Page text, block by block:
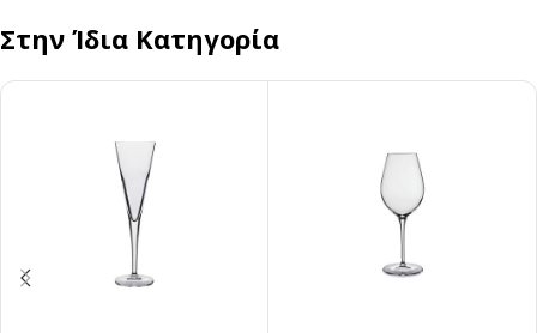
Στην Ίδια Κατηγορία